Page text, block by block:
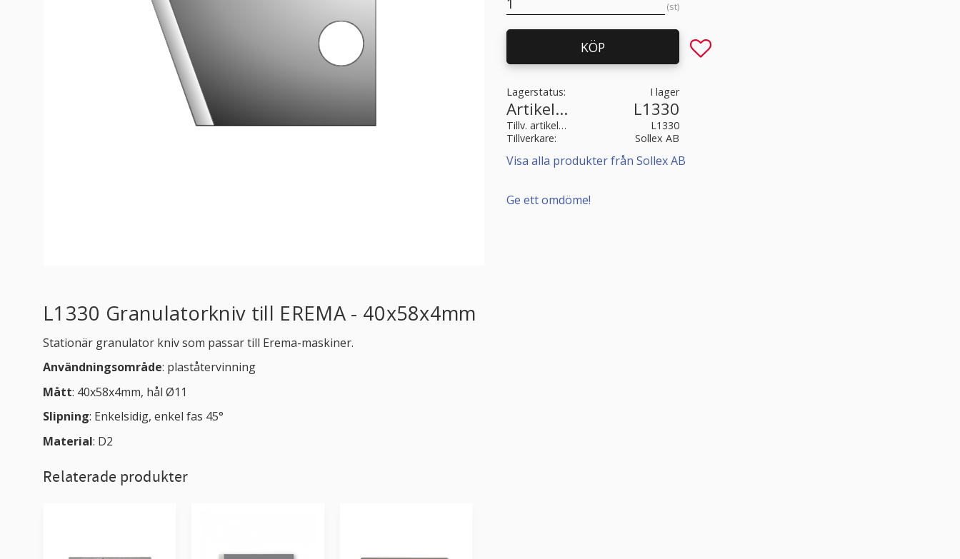
st
KÖP Lägg till i favoriter
Lagerstatus I lager
Artikelnr L1330
Tillv. artikelnr
L1330
Tillverkare
Sollex AB
Visa alla produkter från Sollex AB
Ge ett omdöme!
L1330 Granulatorkniv till EREMA - 40x58x4mm
Stationär granulator kniv som passar till Erema-maskiner.
Användningsområde: plaståtervinning
Mått: 40x58x4mm, hål Ø11
Slipning: Enkelsidig, enkel fas 45°
Material: D2
Relaterade produkter